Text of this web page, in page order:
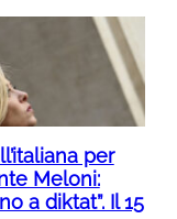
per
Meloni:
a diktat”. Il 15